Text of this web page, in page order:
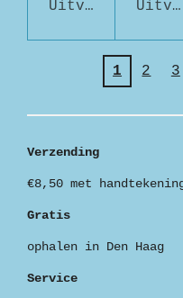
Uitverkocht
1 2 3
Verzending
€8,50 met
Gratis
ophalen in Den Haag
Service